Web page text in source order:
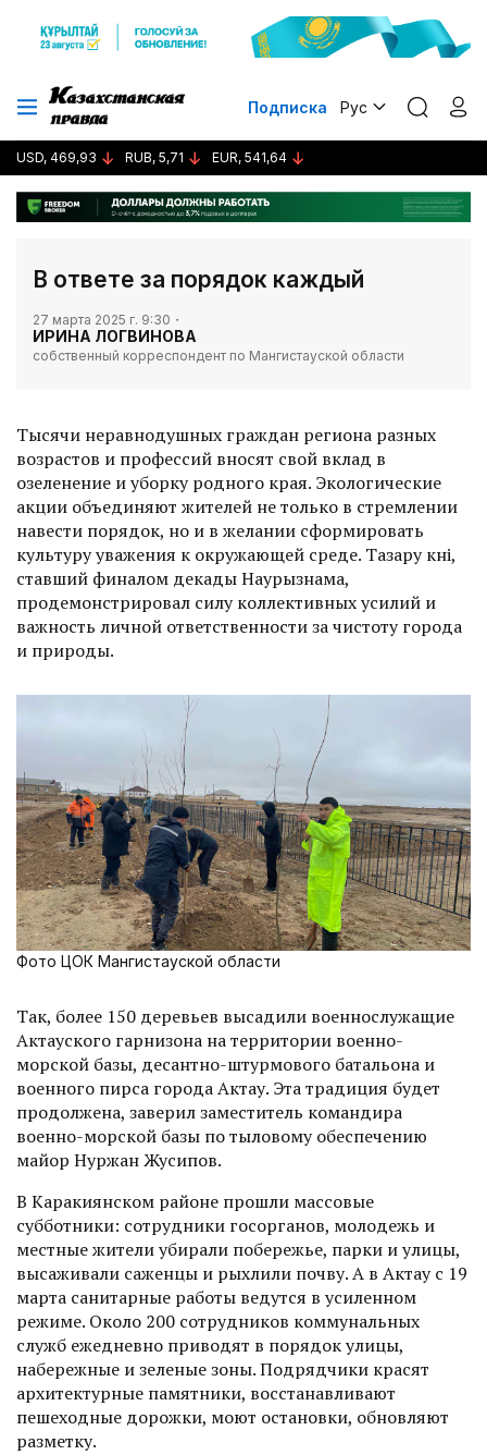
Подписка Рус
USD, 469,93 RUB, 5,71 EUR, 541,64
В ответе за порядок каждый
27 марта 2025 г. 9:30
ИРИНА ЛОГВИНОВА
собственный корреспондент по Мангистауской области
Тысячи неравнодушных граждан региона разных
возрастов и профессий вносят свой вклад в
озеленение и уборку родного края. Экологические
акции объединяют жителей не только в стремлении
навести порядок, но и в желании сформировать
культуру уважения к окружающей среде. Тазару күні,
ставший финалом декады Наурызнама,
продемонстрировал силу коллективных усилий и
важность личной ответственности за чистоту города
и природы.
Фото ЦОК Мангистауской области
Так, более 150 деревьев высадили военнослужащие
Актауского гарнизона на территории военно-
морской базы, десантно-штурмового батальона и
военного пирса города Актау. Эта традиция будет
продолжена, заверил заместитель командира
военно-морской базы по тыловому обеспечению
майор Нуржан Жусипов.
В Каракиянском районе прошли массовые
субботники: сотрудники госорганов, молодежь и
местные жители убирали побережье, парки и улицы,
высаживали саженцы и рыхлили почву. А в Актау с 19
марта санитарные работы ведутся в усиленном
режиме. Около 200 сотрудников коммунальных
служб ежедневно приводят в порядок улицы,
набережные и зеленые зоны. Подрядчики красят
архитектурные памятники, восстанавливают
пешеходные дорожки, моют остановки, обновляют
разметку.